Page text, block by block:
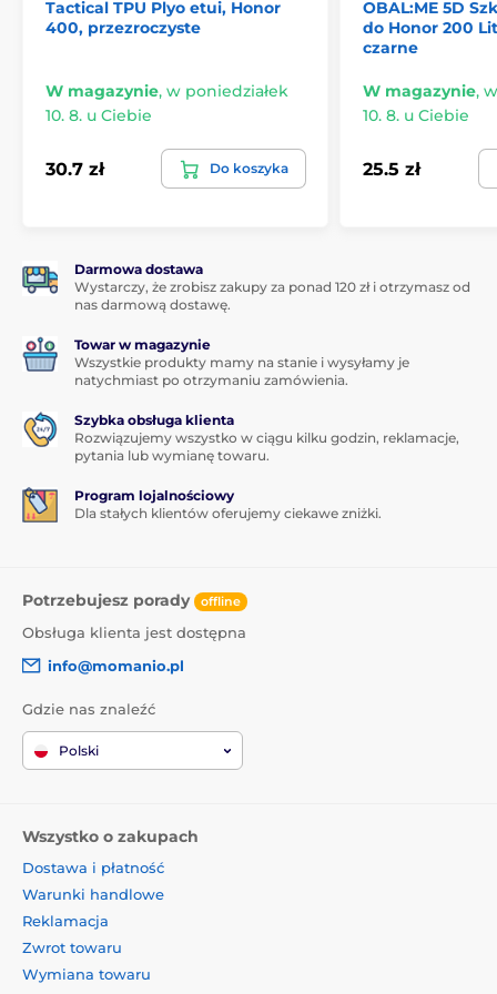
Tactical TPU Plyo etui, Honor
400, przezroczyste
W magazynie, w poniedziałek
10. 8. u Ciebie
30.7 zł Do koszyka
OBAL:ME 5D
do Honor 200
czarne
W magazynie,
10. 8. u Ciebie
25.5 zł
Darmowa dostawa
Wystarczy, że zrobisz zakupy za ponad 120 zł i otrzymasz od
nas darmową dostawę.
Towar w magazynie
Wszystkie produkty mamy na stanie i wysyłamy je
natychmiast po otrzymaniu zamówienia.
Szybka obsługa klienta
Rozwiązujemy wszystko w ciągu kilku godzin, reklamacje,
pytania lub wymianę towaru.
Program lojalnościowy
Dla stałych klientów oferujemy ciekawe zniżki.
Potrzebujesz porady offline
Obsługa klienta jest dostępna
info@momanio.pl
Gdzie nas znaleźć
Polski
Wszystko o zakupach
Dostawa i płatność
Warunki handlowe
Reklamacja
Zwrot towaru
Wymiana towaru